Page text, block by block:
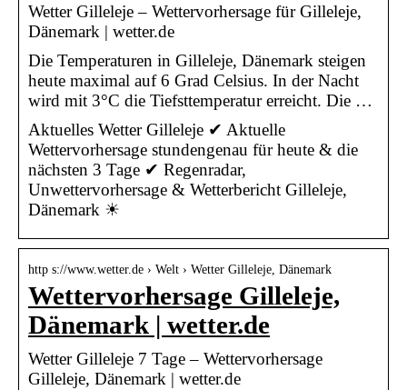
Wetter Gilleleje – Wettervorhersage für Gilleleje,
Dänemark | wetter.de
Die Temperaturen in Gilleleje, Dänemark steigen
heute maximal auf 6 Grad Celsius. In der Nacht
wird mit 3°C die Tiefsttemperatur erreicht. Die …
Aktuelles Wetter Gilleleje ✔ Aktuelle
Wettervorhersage stundengenau für heute & die
nächsten 3 Tage ✔ Regenradar,
Unwettervorhersage & Wetterbericht Gilleleje,
Dänemark ☀
http s://www.wetter.de › Welt › Wetter Gilleleje, Dänemark
Wettervorhersage Gilleleje,
Dänemark | wetter.de
Wetter Gilleleje 7 Tage – Wettervorhersage
Gilleleje, Dänemark | wetter.de